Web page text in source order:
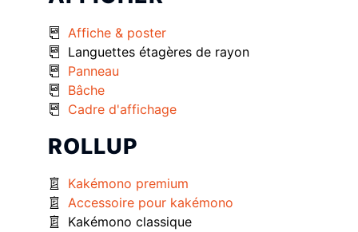
Affiche & poster
Languettes étagères de rayon
Panneau
Bâche
Cadre d'affichage
ROLLUP
Kakémono premium
Accessoire pour kakémono
Kakémono classique